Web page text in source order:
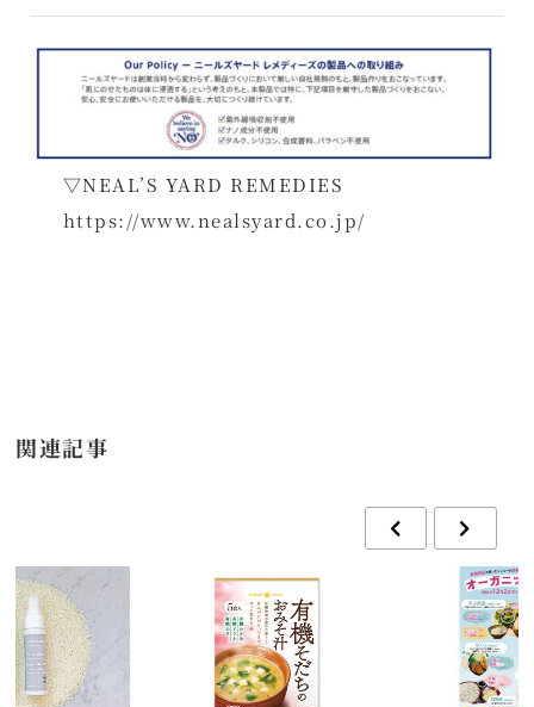
▽NEAL’S YARD REMEDIES
https://www.nealsyard.co.jp/
関連記事